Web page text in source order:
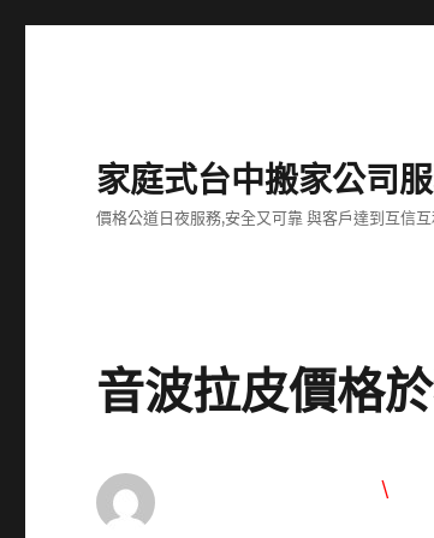
家庭式台中搬家公司
價格公道日夜服務,安全又可靠 與客戶達到互信
音波拉皮價格
\